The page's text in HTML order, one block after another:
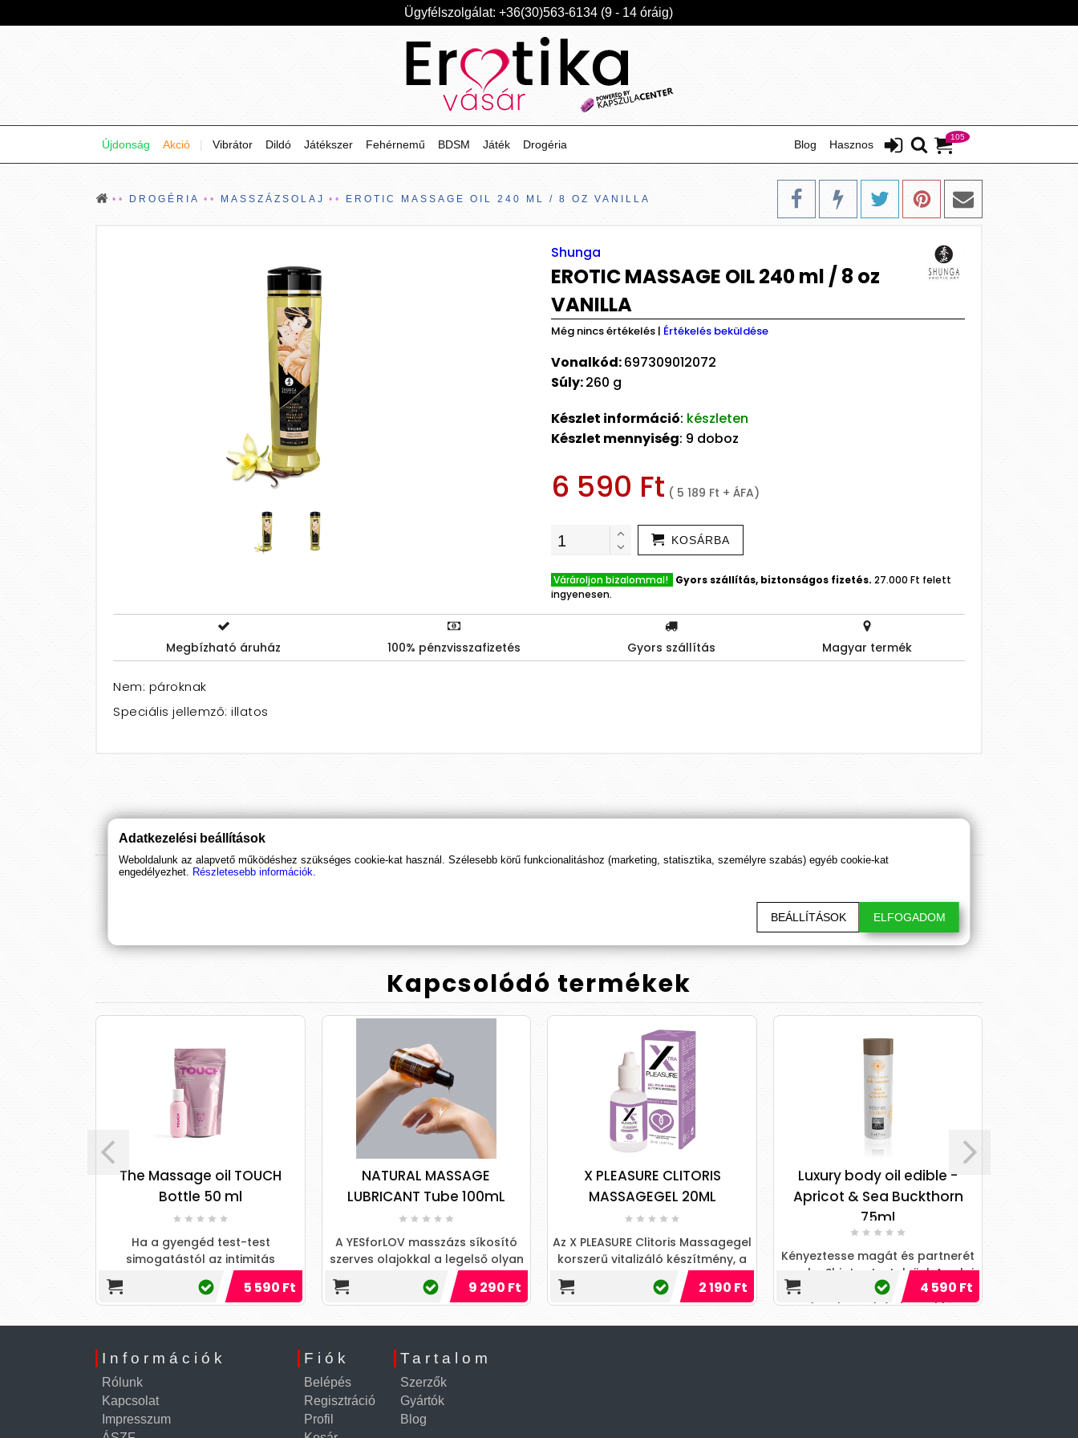
Ügyfélszolgálat: +36(30)563-6134 (9 - 14 óráig)
105
Hasznos
Újdonság Blog
Akció | Vibrátor Dildó Játékszer Fehérnemű BDSM Játék Drogéria
DROGÉRIA MASSZÁZSOLAJ EROTIC MASSAGE OIL 240 ML / 8 OZ VANILLA
Shunga
EROTIC MASSAGE OIL 240 ml / 8 oz
VANILLA
Még nincs értékelés | Értékelés beküldése
Vonalkód:697309012072
Súly:260 g
Készlet információ: készleten
Készlet mennyiség: 9 doboz
6 590 Ft ( 5 189 Ft + ÁFA)
KOSÁRBA
Várároljon bizalommal! Gyors szállítás, biztonságos fizetés. 27.000 Ft felett
ingyenesen.
Megbízható áruház 100% pénzvisszafizetés Gyors szállítás Magyar termék
Nem: pároknak
Speciális jellemző: illatos
Kapcsolódó termékek
The Massage oil TOUCH
Bottle 50 ml
Ha a gyengéd test-test
simogatástól az intimitás
pillanatáig szeretne eljutni anélkül,
hogy terméket váltana, akkor
5 590 Ft
NATURAL MASSAGE
LUBRICANT Tube 100mL
A YESforLOV masszázs síkosító
szerves olajokkal a legelső olyan
masszázs síkosító, amely
növényekből származó, tanú
9 290 Ft
X PLEASURE CLITORIS
MASSAGEGEL 20ML
Az X PLEASURE Clitoris Massagegel
korszerű vitalizáló készítmény, a
csikló ápolására. Segíti a
vérellátást a női ne...2 190 Ft
Luxury body oil edible -
Apricot & Sea Buckthorn
75ml
Kényeztesse magát és partnerét
ezzel a Shiatsu testolajjal. Az olaj
csodálatosan lágy, friss
sárgabarack és homoktö
4 590 Ft
Információk
Rólunk
Kapcsolat
Impresszum
Fiók
Belépés
Regisztráció
Profil
Tartalom
Szerzők
Gyártók
Blog
Adatkezelési beállítások
Weboldalunk az alapvető működéshez szükséges cookie-kat használ. Szélesebb körű funkcionalitáshoz (marketing, statisztika, személyre szabás) egyéb cookie-kat
engedélyezhet. Részletesebb információk.
BEÁLLÍTÁSOK ELFOGADOM